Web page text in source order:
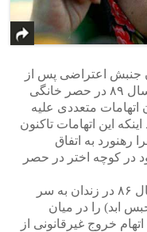
جنبش اعتراضی پس از
انتخابات سال ۱۳۸۸ ایران از بهمن ماه سال ۸۹ در حصر خانگی
متعددی علیه
این اتهامات تاکنون
رهنورد به اتفاق
در کوچه اختر در حصر
، زندانی سیاسی کرد از سال ۸۶ در زندان به سر
ابد) را در میان
سیاسی زن دارد. او سال ۸۸ به اتهام خروج غیرقانونی از